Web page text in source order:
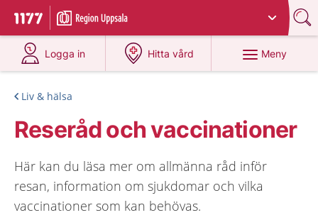
Till startsidan för 1177
Du har valt region
Logga in
på 1177.se
Hitta vård
på 1177.se
Meny
Liv & hälsa
Reseråd och vaccinationer
Här kan du läsa mer om allmänna råd inför
resan, information om sjukdomar och vilka
vaccinationer som kan behövas.